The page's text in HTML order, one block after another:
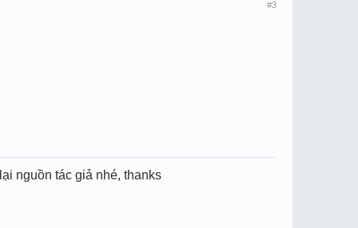
#3
nguồn tác giả nhé, thanks